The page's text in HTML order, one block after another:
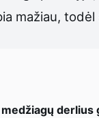
mažiau,